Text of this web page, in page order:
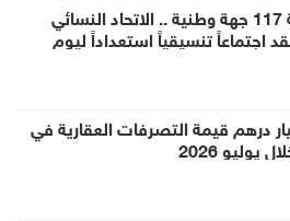
بمشاركة 117 جهة وطنية .. الاتحاد النسائي
اجتماعاً تنسيقياً استعداداً ليوم
مليار درهم قيمة التصرفات العقارية في
يوليو 2026